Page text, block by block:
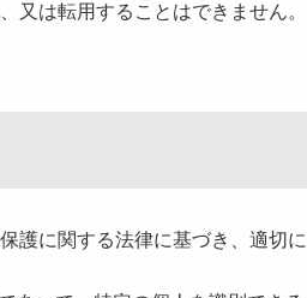
又は転用することはできません。
護に関する法律に基づき、適切に